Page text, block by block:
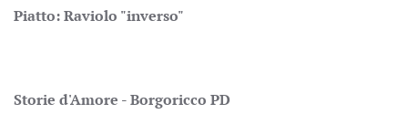
Piatto: Raviolo "inverso"
Storie d'Amore - Borgoricco PD